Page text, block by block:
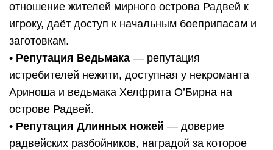
отношение жителей мирного острова Радвей к
игроку, даёт доступ к начальным боеприпасам и
заготовкам.
• Репутация Ведьмака — репутация
истребителей нежити, доступная у некроманта
Ариноша и ведьмака Хелфрита О’Бирна на
острове Радвей.
• Репутация Длинных ножей — доверие
радвейских разбойников, наградой за которое